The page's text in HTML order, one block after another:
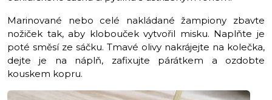
Marinované nebo celé nakládané žampiony zbavte
nožiček tak, aby klobouček vytvořil misku. Naplňte je
poté směsí ze sáčku. Tmavé olivy nakrájejte na kolečka,
dejte je na náplň, zafixujte párátkem a ozdobte
kouskem kopru.